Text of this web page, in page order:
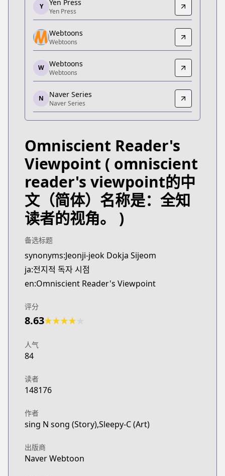
Yen Press
https://yenpress.com/series/omniscient-reader-
Webtoons
Webtoons
https://www.webtoons.com/de/fantasy/
Webtoons
Webtoons
https://manga.line.me/product/
Naver Series
Naver Series
Webtoons
Webtoons
https://www.webtoons.com/fr/fantasy/
Webtoons
Webtoons
https://www.webtoons.com/es/fantasy/
Webtoons
Webtoons
https://www.webtoons.com/zh-hant/fantasy/
Webtoons
Webtoons
https://www.webtoons.com/th/fantasy/
Webtoons
Webtoons
https://www.webtoons.com/en/action/
Naver Webtoon
https://comic.naver.com/webtoon/
Y Yen Press
Yen Press
Webtoons
Webtoons
W Webtoons
Webtoons
N Naver Series
Naver Series
Omniscient Reader's
Viewpoint ( omniscient
reader's viewpoint的中
文（简体）名称是：全知
读者的视角。 )
备选标题
synonyms:Jeonji-jeok Dokja Sijeom
ja:전지적 독자 시점
en:Omniscient Reader's Viewpoint
评分
8.63★★★★
人气
84
读者
148176
作者
sing N song (Story),Sleepy-C (Art)
出版商
Naver Webtoon